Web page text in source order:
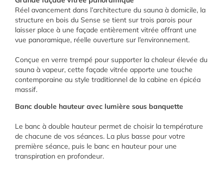
Réel avancement dans l’architecture du sauna à domicile, la
structure en bois du Sense se tient sur trois parois pour
laisser place à une façade entièrement vitrée offrant une
vue panoramique, réelle ouverture sur l’environnement.
Conçue en verre trempé pour supporter la chaleur élevée du
sauna à vapeur, cette façade vitrée apporte une touche
contemporaine au style traditionnel de la cabine en épicéa
massif.
Banc double hauteur avec lumière sous banquette
Le banc à double hauteur permet de choisir la température
de chacune de vos séances. La plus basse pour votre
première séance, puis le banc en hauteur pour une
transpiration en profondeur.